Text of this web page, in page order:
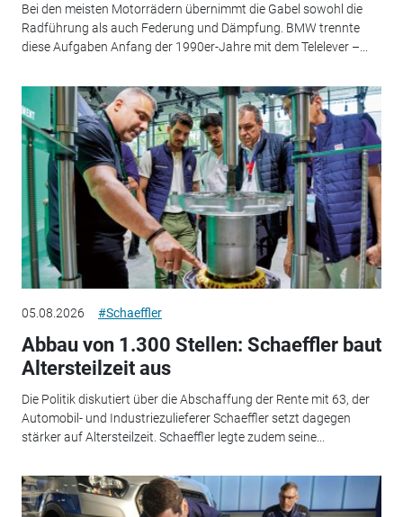
Bei den meisten Motorrädern übernimmt die Gabel sowohl die
Radführung als auch Federung und Dämpfung. BMW trennte
diese Aufgaben Anfang der 1990er-Jahre mit dem Telelever –...
05.08.2026 #Schaeffler
Abbau von 1.300 Stellen: Schaeffler baut
Altersteilzeit aus
Die Politik diskutiert über die Abschaffung der Rente mit 63, der
Automobil- und Industriezulieferer Schaeffler setzt dagegen
stärker auf Altersteilzeit. Schaeffler legte zudem seine...